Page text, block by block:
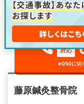
電話相談
24h
対応
※050に切
藤原鍼灸整骨院